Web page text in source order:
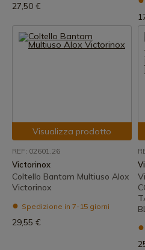
27,50 €
Visualizza prodotto
REF: 02601.26
Victorinox
Coltello Bantam Multiuso Alox
Victorinox
Spedizione in 7-15 giorni
29,55 €